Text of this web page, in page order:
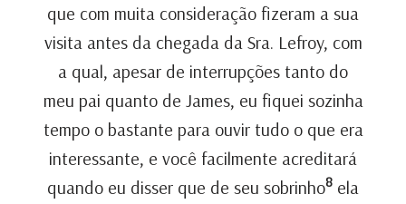
que com muita consideração fizeram a sua
visita antes da chegada da Sra. Lefroy, com
a qual, apesar de interrupções tanto do
meu pai quanto de James, eu fiquei sozinha
tempo o bastante para ouvir tudo o que era
interessante, e você facilmente acreditará
quando eu disser que de seu sobrinho8 ela